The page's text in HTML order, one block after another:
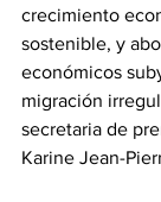
crecimiento
sostenible, y
económicos
migración
secretaria de
Karine Jean-